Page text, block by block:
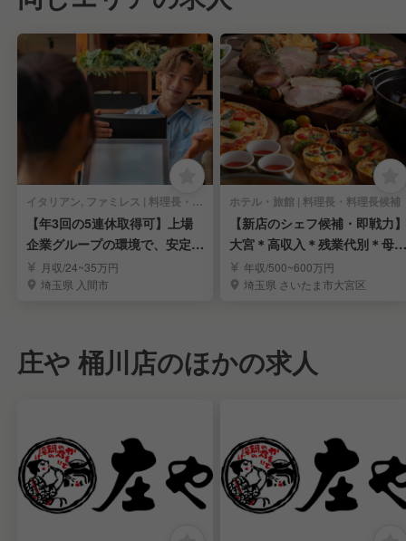
イタリアン, ファミレス | 料理長・料理長候補
【年3回の5連休取得可】上場
企業グループの環境で、安定し
たキャリアアップ！
月収/24~35万円
埼玉県 入間市
ホテル・旅館 | 料理長・料理長候補
【新店のシェフ候補・即戦力】
大宮＊高収入＊残業代別＊母体
安定＊労働環境良し
年収/500~600万円
埼玉県 さいたま市大宮区
庄や 桶川店のほかの求人